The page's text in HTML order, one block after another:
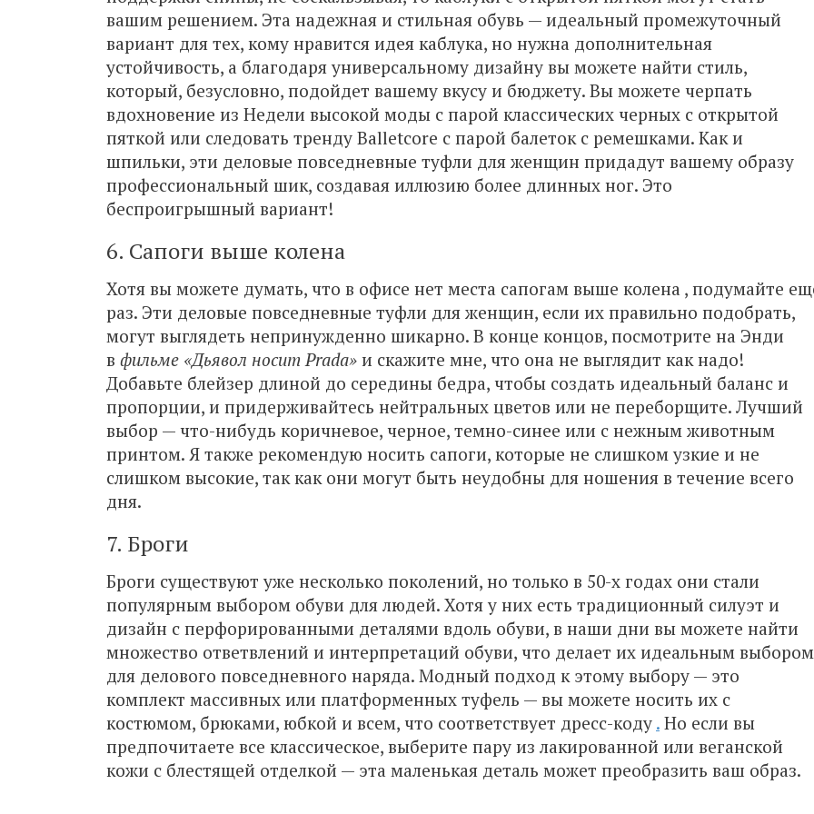
вашим решением. Эта надежная и стильная обувь — идеальный промежуточный
вариант для тех, кому нравится идея каблука, но нужна дополнительная
устойчивость, а благодаря универсальному дизайну вы можете найти стиль,
который, безусловно, подойдет вашему вкусу и бюджету. Вы можете черпать
вдохновение из Недели высокой моды с парой классических черных с открытой
пяткой или следовать тренду Balletcore с парой балеток с ремешками. Как и
шпильки, эти деловые повседневные туфли для женщин придадут вашему образу
профессиональный шик, создавая иллюзию более длинных ног. Это
беспроигрышный вариант!
6. Сапоги выше колена
Хотя вы можете думать, что в офисе нет места сапогам выше колена , подумайте
раз. Эти деловые повседневные туфли для женщин, если их правильно подобрать,
могут выглядеть непринужденно шикарно. В конце концов, посмотрите на Энди
в фильме «Дьявол носит Prada» и скажите мне, что она не выглядит как надо!
Добавьте блейзер длиной до середины бедра, чтобы создать идеальный баланс и
пропорции, и придерживайтесь нейтральных цветов или не переборщите. Лучший
выбор — что-нибудь коричневое, черное, темно-синее или с нежным животным
принтом. Я также рекомендую носить сапоги, которые не слишком узкие и не
слишком высокие, так как они могут быть неудобны для ношения в течение всего
дня.
7. Броги
Броги существуют уже несколько поколений, но только в 50-х годах они стали
популярным выбором обуви для людей. Хотя у них есть традиционный силуэт и
дизайн с перфорированными деталями вдоль обуви, в наши дни вы можете найти
множество ответвлений и интерпретаций обуви, что делает их идеальным выбором
для делового повседневного наряда. Модный подход к этому выбору — это
комплект массивных или платформенных туфель — вы можете носить их с
костюмом, брюками, юбкой и всем, что соответствует дресс-коду . Но если вы
предпочитаете все классическое, выберите пару из лакированной или веганской
кожи с блестящей отделкой — эта маленькая деталь может преобразить ваш образ.